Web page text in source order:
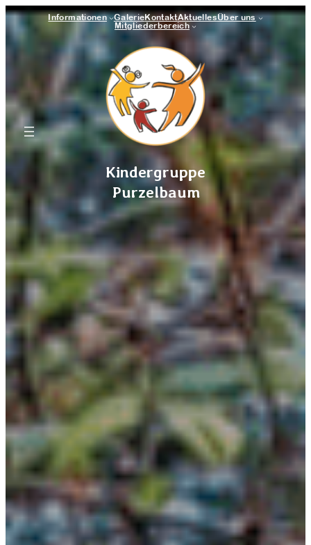
Zum
Inhalt
springen
Informationen GalerieKontaktAktuellesÜber uns
Mitgliederbereich
Kindergruppe
Purzelbaum